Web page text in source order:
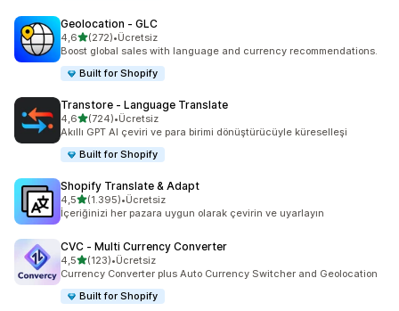
Geolocation ‑ GLC
4,65 yıldız üzerinden
(272)
toplam 272 değerlendirme
•Ücretsiz
Boost global sales with language and currency recommendations.
Built for Shopify
Transtore ‑ Language Translate
4,65 yıldız üzerinden
(724)
toplam 724 değerlendirme
•Ücretsiz
Akıllı GPT AI çeviri ve para birimi dönüştürücüyle küreselleşi
Built for Shopify
Shopify Translate & Adapt
4,55 yıldız üzerinden
(1.395)
toplam 1395 değerlendirme
•Ücretsiz
İçeriğinizi her pazara uygun olarak çevirin ve uyarlayın
CVC ‑ Multi Currency Converter
4,55 yıldız üzerinden
(123)
toplam 123 değerlendirme
•Ücretsiz
Currency Converter plus Auto Currency Switcher and Geolocation
Built for Shopify